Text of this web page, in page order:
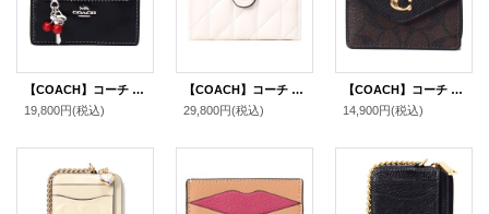
【COACH】コーチ カードケース さくらんぼ グレイズドレザー 鍵 チャーム付き スリム カードケース 二つ折り コインケース パスケース 定期入れ 名刺入れ ブラック（日本未発売）
19,800円(税込)
【COACH】コーチ カードケース レザー キルティング エッセンシャル ロゴ アコーディオン カードホルダー カードケース 定期入れ 名刺入れ チャーク（日本未発売）
29,800円(税込)
【COACH】コーチ コーティングキャンバス ぺブルレザー シグネチャー タミー カードケース カードポーチ 定期入れ 名刺入れ コインケース ブラウン×ブラック（日本未発売）
14,900円(税込)